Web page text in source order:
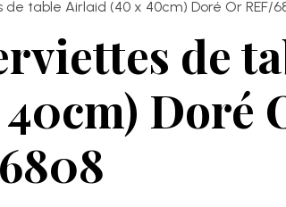
table Airlaid (40 x 40cm) Doré Or REF/
de
Doré